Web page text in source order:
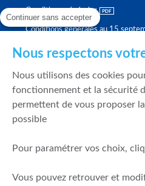
Conditions générales
Conditions générales au 15
Politique de meilleure sélection
Politique de durabilité
Fonds de garantie des dépôts et
Mentions légales
Continuer sans accepter
Nous respectons
Nous utilisons des cookies
fonctionnement et la sécurité
permettent de vous proposer
possible
Pour paramétrer vos choix,
Vous pouvez retrouver et